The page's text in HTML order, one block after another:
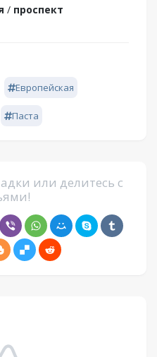
/ проспект
Европейская
Паста
или делитесь с